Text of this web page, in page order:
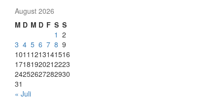
August 2026
M D M D F S S
1 2
3 4 5 6 7 8 9
1011 1213141516
17181920212223
24252627282930
31
« Juli